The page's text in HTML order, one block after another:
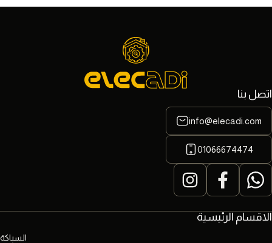
الاقسام الرئيسية
السباكة
اتصل بنا
info@elecadi.com
01066674474